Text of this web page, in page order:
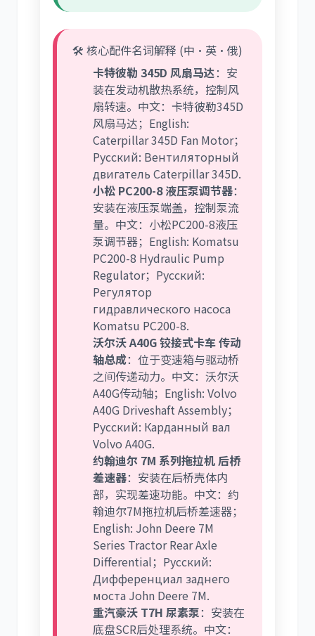
🛠️ 核心配件名词解释 (中·英·俄)
卡特彼勒 345D 风扇马达：安
装在发动机散热系统，控制风
扇转速。中文：卡特彼勒345D
风扇马达；English:
Caterpillar 345D Fan Motor；
Русский: Вентиляторный
двигатель Caterpillar 345D.
小松 PC200-8 液压泵调节器：
安装在液压泵端盖，控制泵流
量。中文：小松PC200-8液压
泵调节器；English: Komatsu
PC200-8 Hydraulic Pump
Regulator；Русский:
Регулятор
гидравлического насоса
Komatsu PC200-8.
沃尔沃 A40G 铰接式卡车 传动
轴总成：位于变速箱与驱动桥
之间传递动力。中文：沃尔沃
A40G传动轴；English: Volvo
A40G Driveshaft Assembly；
Русский: Карданный вал
Volvo A40G.
约翰迪尔 7M 系列拖拉机 后桥
差速器：安装在后桥壳体内
部，实现差速功能。中文：约
翰迪尔7M拖拉机后桥差速器；
English: John Deere 7M
Series Tractor Rear Axle
Differential；Русский:
Дифференциал заднего
моста John Deere 7M.
重汽豪沃 T7H 尿素泵：安装在
底盘SCR后处理系统。中文：